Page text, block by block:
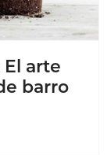
arte
barro